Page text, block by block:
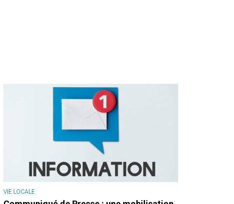
VIE LOCALE